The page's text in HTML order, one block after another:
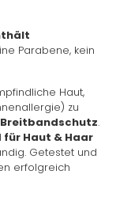
Parabene, kein
Haut,
zu
Breitbandschutz.
für Haut & Haar
Getestet und
erfolgreich